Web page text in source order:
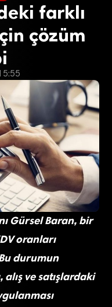
farklı
çözüm
Gürsel Baran, bir
oranları
durumun
ve satışlardaki